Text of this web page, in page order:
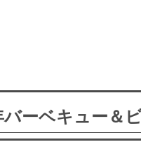
ーベキュー＆